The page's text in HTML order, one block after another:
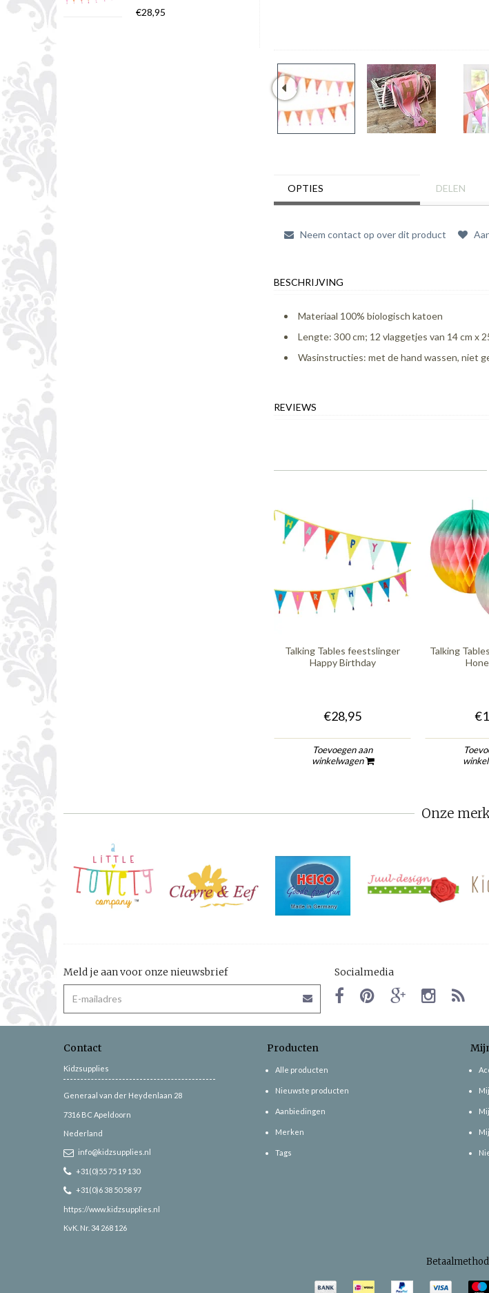
€28,95
OPTIES DELEN
Neem contact op over dit product
BESCHRIJVING
Materiaal 100% biologisch katoen
Lengte: 300 cm; 12 vlaggetjes van 14 cm x
Wasinstructies: met de hand wassen, niet
REVIEWS
Talking Tables feestslinger
Happy Birthday
€28,95
Toevoegen aan
winkelwagen
Talking
Onze
Meld je aan voor onze nieuwsbrief Socialmedia
Contact
Kidzsupplies
Generaal van der Heydenlaan 28
7316 BC Apeldoorn
Nederland
info@kidzsupplies.nl
+31(0)55 75 19 130
+31(0)6 38 50 58 97
https://www.kidzsupplies.nl
KvK. Nr. 34 268 126
Producten
Alle producten
Nieuwste producten
Aanbiedingen
Merken
Tags